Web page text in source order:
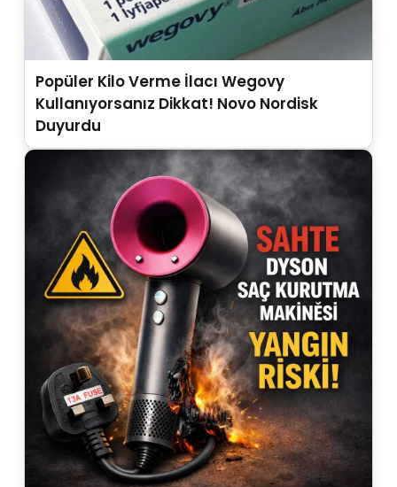
Popüler Kilo Verme İlacı Wegovy
Kullanıyorsanız Dikkat! Novo Nordisk
Duyurdu